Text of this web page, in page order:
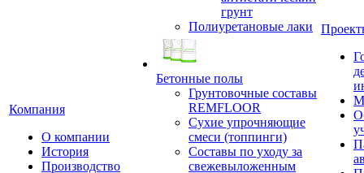
Компания
О компании
История
Производство
грунт
Полиуретановые лаки
Бетонные полы
Грунтовочные составы
REMFLOOR
Сухие упрочняющие
смеси (топпинги)
Составы по уходу за
свежевыложенным